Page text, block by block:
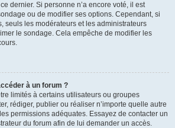
dernier. Si personne n’a encore voté, il est
ou de modifier ses options. Cependant, si
seuls les modérateurs et les administrateurs
le sondage. Cela empêche de modifier les
à un forum ?
limités à certains utilisateurs ou groupes
rédiger, publier ou réaliser n’importe quelle autre
permissions adéquates. Essayez de contacter un
du forum afin de lui demander un accès.